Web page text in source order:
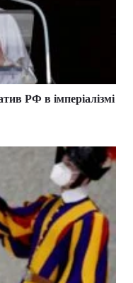
РФ в імперіалізмі